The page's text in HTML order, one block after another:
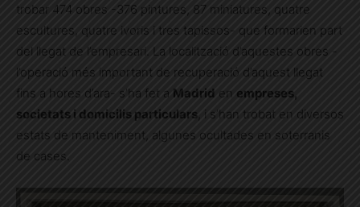
trobar 474 obres -376 pintures, 87 miniatures, quatre
escultures, quatre ivoris i tres tapissos- que formarien part
del llegat de l’empresari. La localització d’aquestes obres -
l’operació més important de recuperació d’aquest llegat
fins a hores d’ara- s’ha fet a Madrid en empreses,
societats i domicilis particulars , i s’han trobat en diversos
estats de manteniment, algunes ocultades en soterranis
de cases.